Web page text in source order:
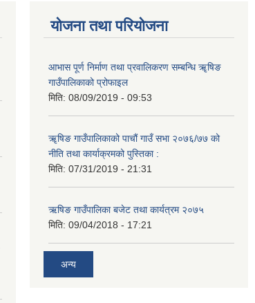
योजना तथा परियोजना
आभास पूर्ण निर्माण तथा प्रवालिकरण सम्बन्धि ॠषिङ
गाउँपालिकाको प्रोफाइल
मिति: 08/09/2019 - 09:53
ॠषिङ गाउँपालिकाको पाचौं गाउँ सभा २०७६/७७ को
नीति तथा कार्याक्रमको पुस्तिका :
मिति: 07/31/2019 - 21:31
ऋषिङ गाउँपालिका बजेट तथा कार्यत्रम २०७५
मिति: 09/04/2018 - 17:21
अन्य